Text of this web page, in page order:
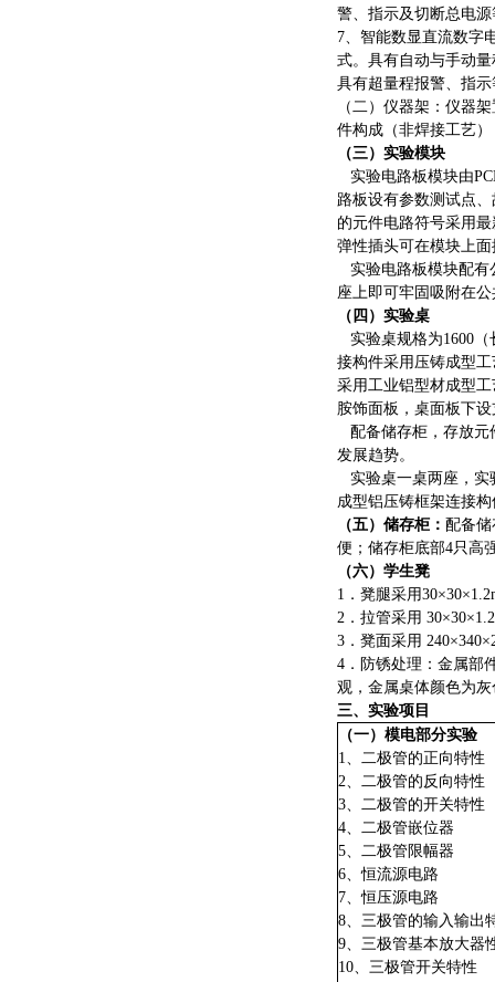
警、指示及切断总电
7、智能数显直流数字
式。具有自动与手动
具有超量程报警、指
（二）仪器架：仪器
件构成（非焊接工艺
（三）实验模块
实验电路板模块由
路板设有参数测试点
的元件电路符号采用
弹性插头可在模块上
实验电路板模块配有
座上即可牢固吸附在
（四）实验桌
实验桌规格为1600
接构件采用压铸成型
采用工业铝型材成型
胺饰面板，桌面板下
配备储存柜，存放元
发展趋势。
实验桌一桌两座，实
成型铝压铸框架连接
（五）储存柜： 配备
便；储存柜底部4只高
（六）学生凳
1．凳腿采用
2．拉管采用
3．凳面采用
4．防锈处理：金属部
观，金属桌体颜色为灰
三、实验项目
（一）模电部分实验
1、二极管的正向特性
2、二极管的反向特性
3、二极管的开关特性
4、二极管嵌位器
5、二极管限幅器
6、恒流源电路
7、恒压源电路
8、三极管的输入输出
9、三极管基本放大器
10、三极管开关特性